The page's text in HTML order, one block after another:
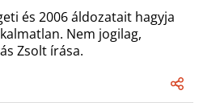
és 2006 áldozatait hagyja
Nem jogilag,
Zsolt írása.